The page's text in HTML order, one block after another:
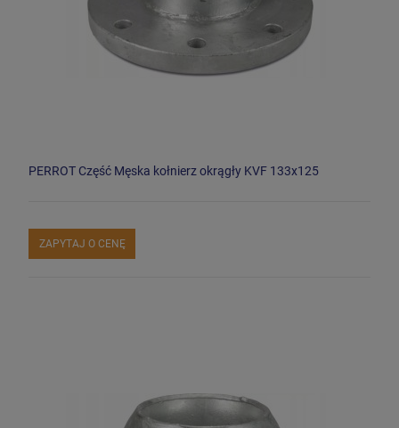
PERROT Część Męska kołnierz okrągły KVF 133x125
ZAPYTAJ O CENĘ